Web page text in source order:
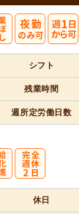
シフト
残業時間
週所定労働日数
休日